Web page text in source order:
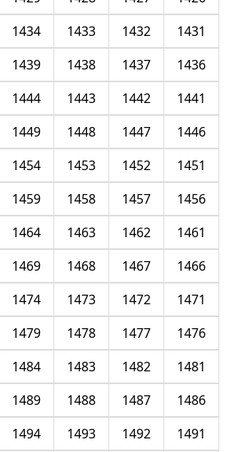
1431
1432
1433
1434
1436
1437
1438
1439
1441
1442
1443
1444
1446
1447
1448
1449
1451
1452
1453
1454
1456
1457
1458
1459
1461
1462
1463
1464
1466
1467
1468
1469
1471
1472
1473
1474
1476
1477
1478
1479
1481
1482
1483
1484
1486
1487
1488
1489
1491
1492
1493
1494